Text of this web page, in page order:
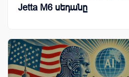
Jetta M6 սեդանը